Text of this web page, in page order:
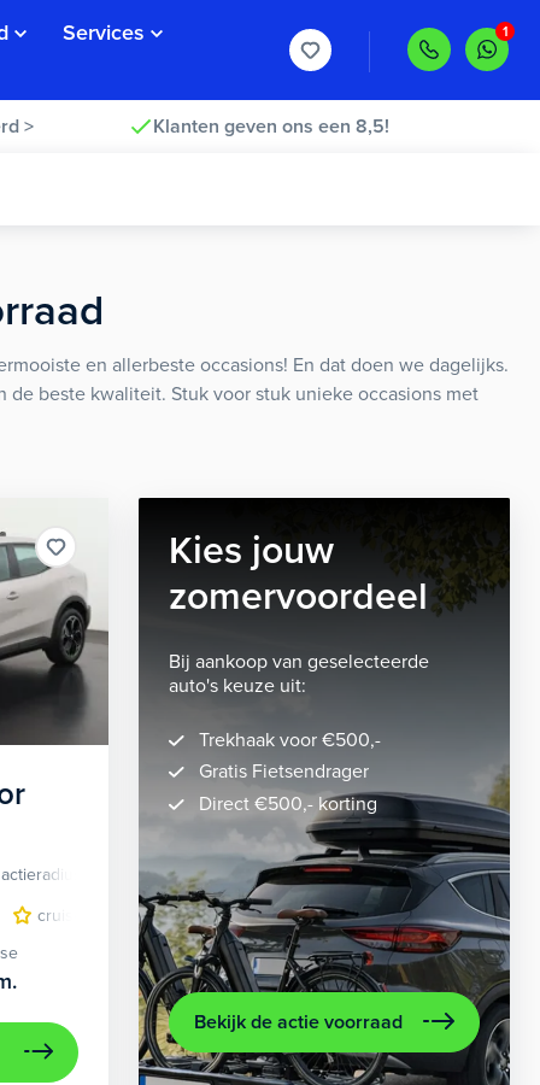
Services
> Klanten geven ons een 8,5!
en allerbeste occasions! En dat doen we dagelijks.
beste kwaliteit. Stuk voor stuk unieke occasions met
velgen 5-spaaks 18"
volledig digitaal
Elektrisch
cruise control adaptief LED koplampen
lichtmetalen
Kies jouw
zomervoordeel
Bij aankoop van geselecteerde
auto's keuze uit:
Trekhaak voor €500,-
Gratis Fietsendrager
Direct €500,- korting
Bekijk de actie voorraad